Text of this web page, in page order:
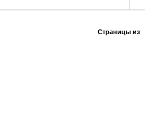
Страницы из